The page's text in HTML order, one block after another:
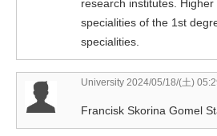
research institutes.
specialities of the 1st
specialities.
University 2024/05/18/(土)
Francisk Skorina Gomel